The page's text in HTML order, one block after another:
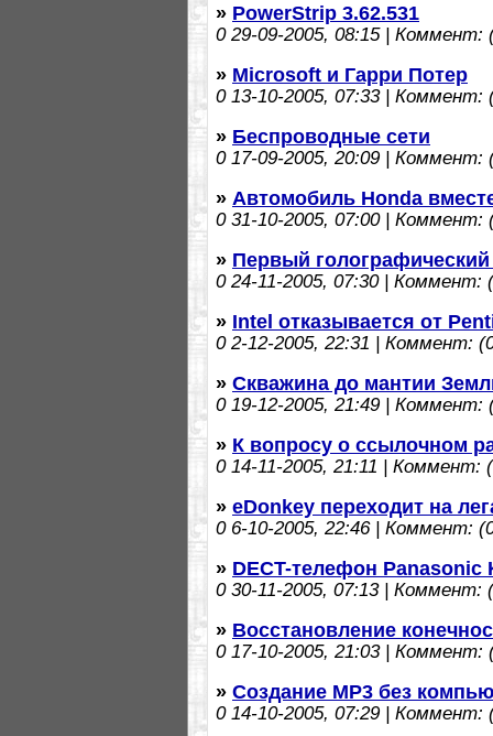
» PowerStrip 3.62.531
029-09-2005, 08:15 | Коммент:
» Microsoft и Гарри Потер
013-10-2005, 07:33 | Коммент:
» Беспроводные сети
017-09-2005, 20:09 | Коммент:
» Автомобиль Honda
031-10-2005, 07:00 | Коммент:
» Первый голографический
024-11-2005, 07:30 | Коммент:
» Intel отказывается от
02-12-2005, 22:31 | Коммент:
» Скважина до мантии
019-12-2005, 21:49 | Коммент:
» К вопросу о ссылочном
014-11-2005, 21:11 | Коммент:
» eDonkey переходит на
06-10-2005, 22:46 | Коммент:
» DECT-телефон Panasonic
030-11-2005, 07:13 | Коммент:
» Воcстановление
017-10-2005, 21:03 | Коммент:
» Создание MP3 без
014-10-2005, 07:29 | Коммент: